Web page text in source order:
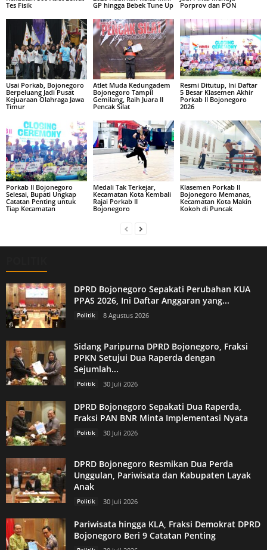
Tes Fisik
GP hingga Bebek Tune Up
Porprov dan PON
Usai Porkab, Bojonegoro
Berpeluang Jadi Pusat
Kejuaraan Olahraga Jawa
Timur
Atlet Muda Kedungadem
Bojonegoro Tampil
Gemilang, Raih Juara II
Pencak Silat
Resmi Ditutup, Ini Daftar
5 Besar Klasemen Akhir
Porkab II Bojonegoro
2026
Porkab II Bojonegoro
Selesai, Bupati Ungkap
Catatan Penting untuk
Tiap Kecamatan
Medali Tak Terkejar,
Kecamatan Kota Kembali
Rajai Porkab II
Bojonegoro
Klasemen Porkab II
Bojonegoro Memanas,
Kecamatan Kota Makin
Kokoh di Puncak
DPRD Bojonegoro Sepakati Perubahan KUA
PPAS 2026, Ini Daftar Anggaran yang...
Politik 8 Agustus 2026
Sidang Paripurna DPRD Bojonegoro, Fraksi
PPKN Setujui Dua Raperda dengan
Sejumlah...
Politik 30 Juli 2026
DPRD Bojonegoro Sepakati Dua Raperda,
Fraksi PAN BNR Minta Implementasi Nyata
Politik 30 Juli 2026
DPRD Bojonegoro Resmikan Dua Perda
Unggulan, Pariwisata dan Kabupaten Layak
Anak
Politik 30 Juli 2026
Pariwisata hingga KLA, Fraksi Demokrat DPRD
Bojonegoro Beri 9 Catatan Penting